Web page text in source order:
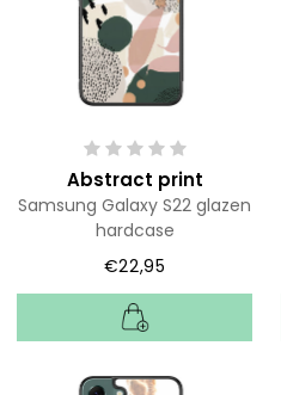
Abstract print
Samsung Galaxy S22 glazen
hardcase
€22,95